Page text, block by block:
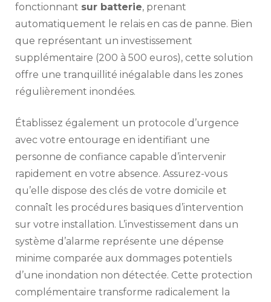
fonctionnant sur batterie, prenant
automatiquement le relais en cas de panne. Bien
que représentant un investissement
supplémentaire (200 à 500 euros), cette solution
offre une tranquillité inégalable dans les zones
régulièrement inondées.
Établissez également un protocole d’urgence
avec votre entourage en identifiant une
personne de confiance capable d’intervenir
rapidement en votre absence. Assurez-vous
qu’elle dispose des clés de votre domicile et
connaît les procédures basiques d’intervention
sur votre installation. L’investissement dans un
système d’alarme représente une dépense
minime comparée aux dommages potentiels
d’une inondation non détectée. Cette protection
complémentaire transforme radicalement la